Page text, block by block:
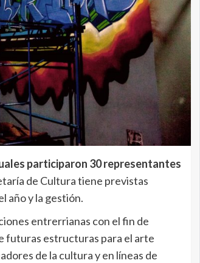
participaron 30 representantes
de Cultura tiene previstas
año y la gestión.
entrerrianas con el fin de
futuras estructuras para el arte
de la cultura y en líneas de